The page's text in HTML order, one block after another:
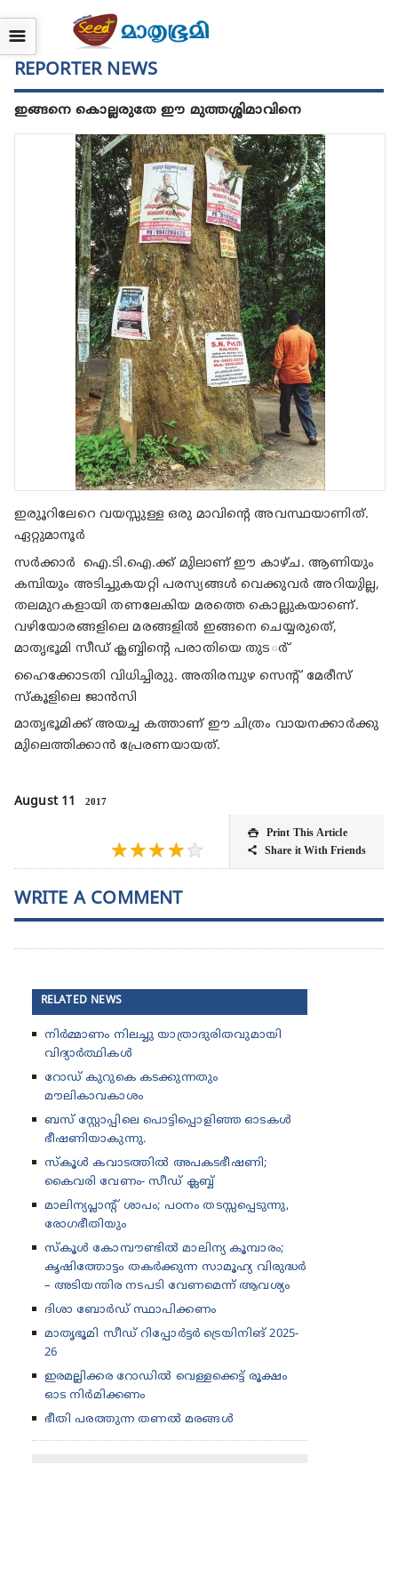
☰
REPORTER NEWS
ഇങ്ങനെ കൊല്ലരുതേ ഈ മുത്തശ്ശിമാവിനെ
ഇരുൂറിലേറെ വയസ്സുള്ള ഒരു മാവിന്റെ അവസ്ഥയാണിത്.
ഏറ്റുമാനൂര്‍
സര്‍ക്കാര്‍ ഐ.ടി.ഐ.ക്ക് മുിലാണ് ഈ കാഴ്ച. ആണിയും
കമ്പിയും അടിച്ചുകയറ്റി പരസ്യങ്ങള്‍ വെക്കുവര്‍ അറിയുില്ല,
തലമുറകളായി തണലേകിയ മരത്തെ കൊല്ലുകയാണെ്.
വഴിയോരങ്ങളിലെ മരങ്ങളില്‍ ഇങ്ങനെ ചെയ്യരുതെ്,
മാതൃഭൂമി സീഡ് ക്ലബ്ബിന്റെ പരാതിയെ തുടര്‍്
ഹൈക്കോടതി വിധിച്ചിരുു. അതിരമ്പുഴ സെന്റ് മേരീസ്
സ്‌കൂളിലെ ജാന്‍സി
മാതൃഭൂമിക്ക് അയച്ച കത്താണ് ഈ ചിത്രം വായനക്കാര്‍ക്കു
മുിലെത്തിക്കാന്‍ പ്രേരണയായത്.
August 11 2017
 Print This Article
 Share it With Friends
★★★★★
WRITE A COMMENT
RELATED NEWS
നിർമ്മാണം നിലച്ചു യാത്രാദുരിതവുമായി
വിദ്യാർത്ഥികൾ
റോഡ് കുറുകെ കടക്കുന്നതും
മൗലികാവകാശം
ബസ് സ്റ്റോപ്പിലെ പൊട്ടിപ്പൊളിഞ്ഞ ഓടകൾ
ഭീഷണിയാകുന്നു.
സ്കൂൾ കവാടത്തിൽ അപകടഭീഷണി;
കൈവരി വേണം- സീഡ് ക്ലബ്ബ്
മാലിന്യപ്ലാന്റ് ശാപം; പഠനം തടസ്സപ്പെടുന്നു,
രോഗഭീതിയും
സ്കൂൾ കോമ്പൗണ്ടിൽ മാലിന്യ കൂമ്പാരം;
കൃഷിത്തോട്ടം തകർക്കുന്ന സാമൂഹ്യ വിരുദ്ധർ
– അടിയന്തിര നടപടി വേണമെന്ന് ആവശ്യം
ദിശാ ബോർഡ് സ്ഥാപിക്കണം
മാതൃഭൂമി സീഡ് റിപ്പോർട്ടർ ട്രെയിനിങ് 2025-
26
ഇരമല്ലിക്കര റോഡിൽ വെള്ളക്കെട്ട് രൂക്ഷം
ഓട നിർമിക്കണം
ഭീതി പരത്തുന്ന തണൽ മരങ്ങൾ